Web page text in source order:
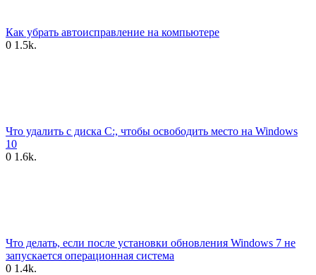
Как убрать автоисправление на компьютере
0 1.5k.
Что удалить с диска C:, чтобы освободить место на Windows
10
0 1.6k.
Что делать, если после установки обновления Windows 7 не
запускается операционная система
0 1.4k.